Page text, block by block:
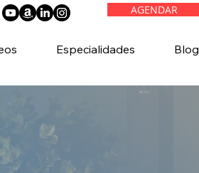
AGENDAR
Especialidades Blog